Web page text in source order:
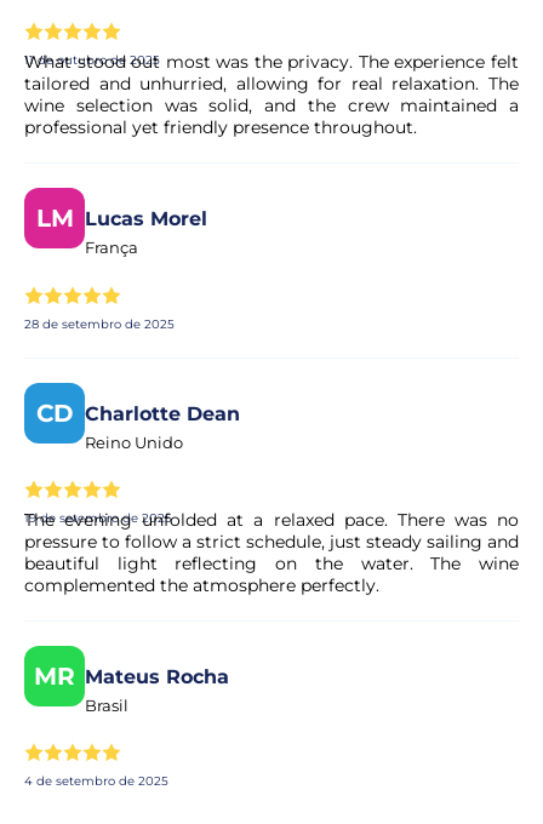
11 de outubro de 2025
What stood out most was the privacy. The experience felt
tailored and unhurried, allowing for real relaxation. The
wine selection was solid, and the crew maintained a
professional yet friendly presence throughout.
LM Lucas Morel
França
28 de setembro de 2025
CD Charlotte Dean
Reino Unido
19 de setembro de 2025
The evening unfolded at a relaxed pace. There was no
pressure to follow a strict schedule, just steady sailing and
beautiful light reflecting on the water. The wine
complemented the atmosphere perfectly.
MR Mateus Rocha
Brasil
4 de setembro de 2025